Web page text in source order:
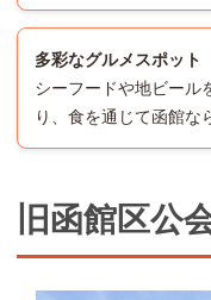
多彩なグルメスポット
シーフードや地ビール
り、食を通じて函館な
旧函館区公